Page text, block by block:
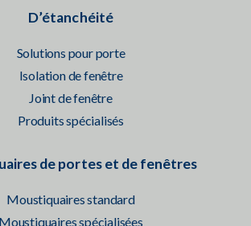
D’étanchéité
Solutions pour porte
Isolation de fenêtre
Joint de fenêtre
Produits spécialisés
de portes et de fenêtres
Moustiquaires standard
Moustiquaires spécialisées